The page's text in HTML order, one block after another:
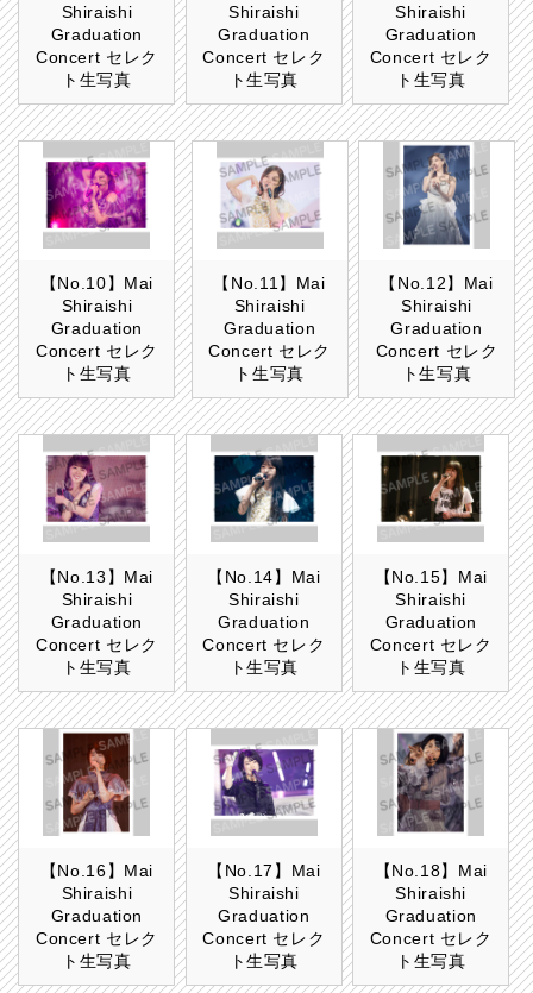
Shiraishi
Graduation
Concert セレク
ト生写真
Shiraishi
Graduation
Concert セレク
ト生写真
Shiraishi
Graduation
Concert セレク
ト生写真
【No.10】Mai
Shiraishi
Graduation
Concert セレク
ト生写真
【No.11】Mai
Shiraishi
Graduation
Concert セレク
ト生写真
【No.12】Mai
Shiraishi
Graduation
Concert セレク
ト生写真
【No.13】Mai
Shiraishi
Graduation
Concert セレク
ト生写真
【No.14】Mai
Shiraishi
Graduation
Concert セレク
ト生写真
【No.15】Mai
Shiraishi
Graduation
Concert セレク
ト生写真
【No.16】Mai
Shiraishi
Graduation
Concert セレク
ト生写真
【No.17】Mai
Shiraishi
Graduation
Concert セレク
ト生写真
【No.18】Mai
Shiraishi
Graduation
Concert セレク
ト生写真